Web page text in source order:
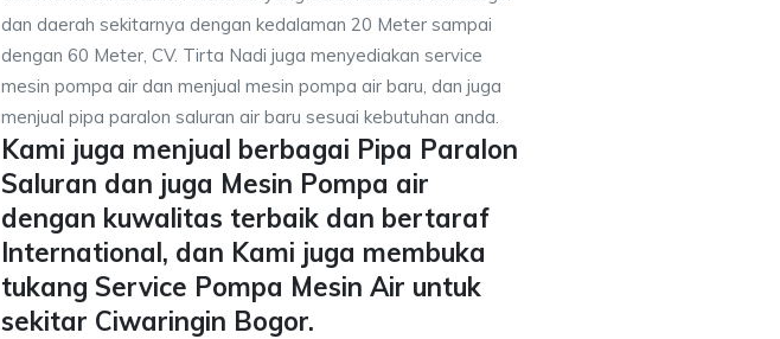
dan daerah sekitarnya dengan kedalaman 20 Meter sampai
dengan 60 Meter, CV. Tirta Nadi juga menyediakan service
mesin pompa air dan menjual mesin pompa air baru, dan juga
menjual pipa paralon saluran air baru sesuai kebutuhan anda.
Kami juga menjual berbagai Pipa Paralon
Saluran dan juga Mesin Pompa air
dengan kuwalitas terbaik dan bertaraf
International, dan Kami juga membuka
tukang Service Pompa Mesin Air untuk
sekitar Ciwaringin Bogor.